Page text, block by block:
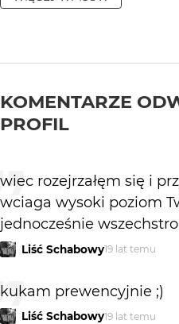
KOMENTARZE
PROFIL
wiec rozejrzałęm się i
wciaga wysoki poziom
jednocześnie
Liść Schabowy19 lat temu
kukam prewencyjnie ;)
Liść Schabowy19 lat temu